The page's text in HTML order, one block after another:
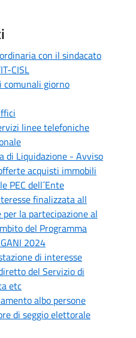
con il sindacato
CISL
comunali giorno
linee telefoniche
di Liquidazione - Avviso
acquisti immobili
PEC dell´Ente
finalizzata all
per la partecipazione al
del Programma
2024
di interesse
del Servizio di
etc
albo persone
di seggio elettorale